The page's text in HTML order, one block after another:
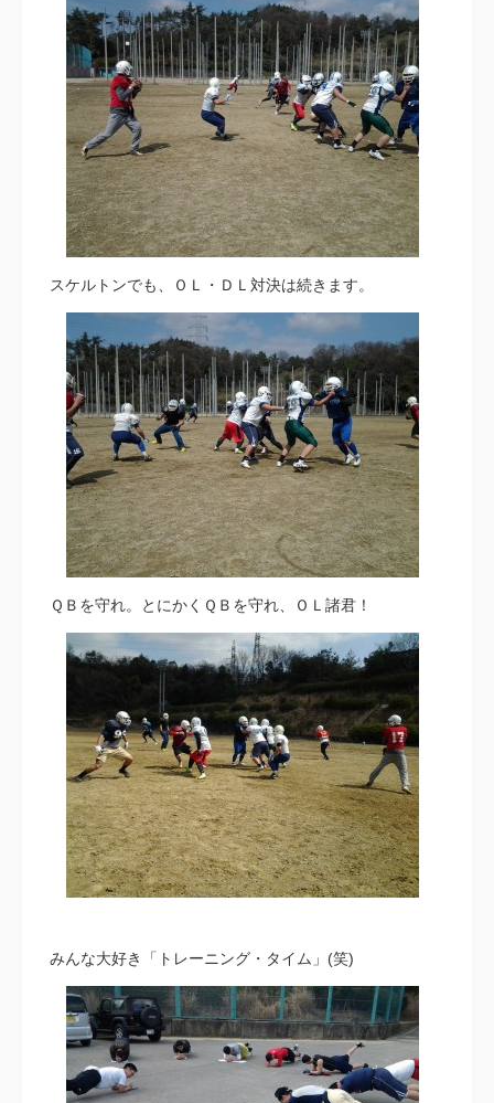
スケルトンでも、ＯＬ・ＤＬ対決は続きます。
ＱＢを守れ。とにかくＱＢを守れ、ＯＬ諸君！
みんな大好き「トレーニング・タイム」(笑)